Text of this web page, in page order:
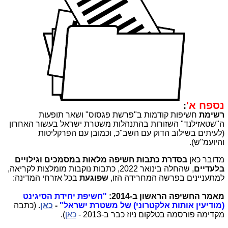
נספח א':
רשימת חשיפות קודמות ב"פרשת פגסוס" ושאר תופעות
ה"שטאזילנד" השזורות בהתנהלות משטרת ישראל בעשור האחרון
(לעיתים בשילוב הדוק עם השב"כ, וכמובן עם הפרקליטות
והיועמ"ש).
מדובר כאן בסדרת כתבות חשיפה מלאות במסמכים וגילויים
בלעדיים
, שהחלה בינואר 2022, כתבות נוקבות מומלצות לקריאה,
למתעניינים בפרשה המחרידה הזו, שפוגעת בכל אזרחי המדינה:
מאמר החשיפה הראשון ב-2014:
"חשיפת יחידת הסיגינט
(מודיעין אותות אלקטרוני) של משטרת ישראל" - כאן. (כתבה
מקדימה פורסמה בטלקום ניוז כבר ב-2013 -
כאן).